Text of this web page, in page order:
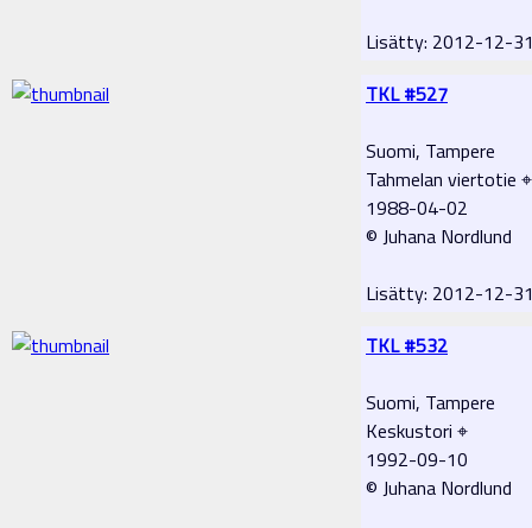
Lisätty: 2012-12-
TKL #527
Suomi, Tampere
Tahmelan viertotie ⌖
1988-04-02
© Juhana Nordlund
Lisätty: 2012-12-
TKL #532
Suomi, Tampere
Keskustori ⌖
1992-09-10
© Juhana Nordlund